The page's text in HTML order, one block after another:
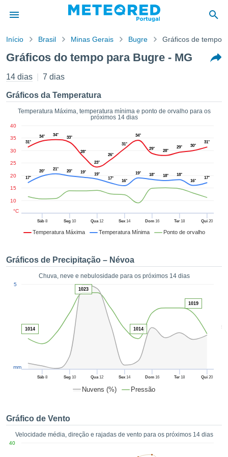
da
foi
por
para
que as
a este
das
e
forma
digital
o
no
como
CONFIGURAÇÕES
Início Brasil Minas Gerais Bugre Gráficos de tempo
Gráficos do tempo para Bugre - MG
14 dias 7 dias
Gráficos da Temperatura
Temperatura Máxima, temperatura mínima e ponto de orvalho para os
próximos 14 dias
Temperatura Máxima Temperatura Mínima Ponto de orvalho
Sáb8 Seg10 Qua12 Sex 14 Dom16 Ter 18 Qui 20
10
15
20
25
30
35
40
°C
31°
34° 34°
33°
28°
23°
26°
31°
34°
29° 28°
29° 30°
31°
17°
20° 21° 20° 19°
19°
17°
16°
19° 18° 18°
18°
16°
17°
Gráficos de Precipitação – Névoa
Chuva, neve e nebulosidade para os próximos 14 dias
Nuvens (%) Pressão
50
Sáb8 Seg10 Qua12 Sex 14 Dom16 Ter 18 Qui 20
5
mm
1014
1023
1014
1019
Gráfico de Vento
Velocidade média, direção e rajadas de vento para os próximos 14 dias
40